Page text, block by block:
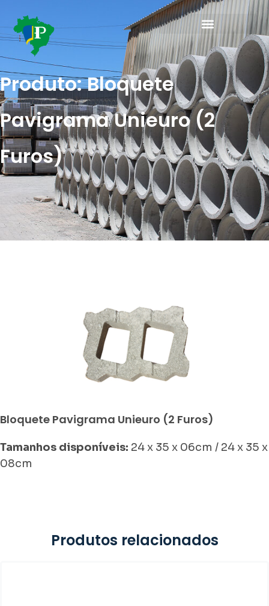
Produto: Bloquete
Pavigrama Unieuro (2
Furos)
Bloquete Pavigrama Unieuro (2 Furos)
Tamanhos disponíveis: 24 x 35 x 06cm / 24 x 35 x
08cm
Produtos relacionados